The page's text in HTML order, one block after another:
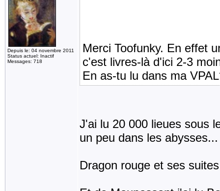
Depuis le: 04 novembre 2011
Status actuel: Inactif
Messages: 718
Merci Toofunky. En effet
c'est livres-là d'ici 2-3
En as-tu lu dans ma
J'ai lu 20 000 lieues sous
un peu dans les abysses...
Dragon rouge et ses